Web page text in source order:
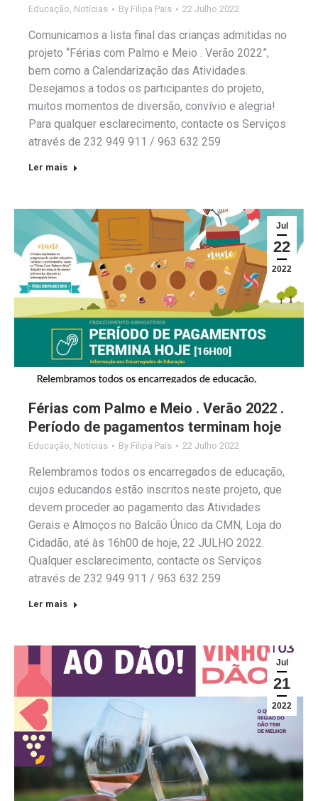
Educação, Notícias By Filipa Pais 22 Julho 2022
Comunicamos a lista final das crianças admitidas no
projeto “Férias com Palmo e Meio . Verão 2022”,
bem como a Calendarização das Atividades.
Desejamos a todos os participantes do projeto,
muitos momentos de diversão, convívio e alegria!
Para qualquer esclarecimento, contacte os Serviços
através de 232 949 911 / 963 632 259
Ler mais
Jul
22
2022
Férias com Palmo e Meio . Verão 2022 .
Período de pagamentos terminam hoje
Educação, Notícias By Filipa Pais 22 Julho 2022
Relembramos todos os encarregados de educação,
cujos educandos estão inscritos neste projeto, que
devem proceder ao pagamento das Atividades
Gerais e Almoços no Balcão Único da CMN, Loja do
Cidadão, até às 16h00 de hoje, 22 JULHO 2022.
Qualquer esclarecimento, contacte os Serviços
através de 232 949 911 / 963 632 259
Ler mais
Jul
21
2022